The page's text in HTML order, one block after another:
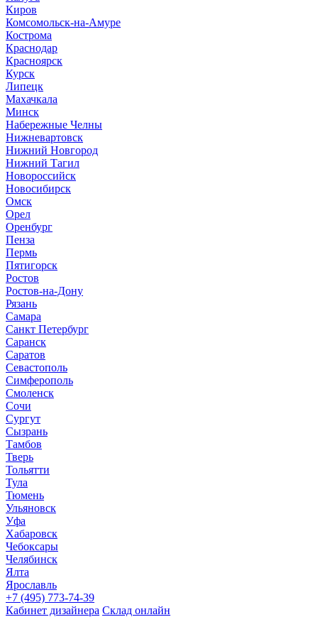
Киров
Комсомольск-на-Амуре
Кострома
Краснодар
Красноярск
Курск
Липецк
Махачкала
Минск
Набережные Челны
Нижневартовск
Нижний Новгород
Нижний Тагил
Новороссийск
Новосибирск
Омск
Орел
Оренбург
Пенза
Пермь
Пятигорск
Ростов
Ростов-на-Дону
Рязань
Самара
Санкт Петербург
Саранск
Саратов
Севастополь
Симферополь
Смоленск
Сочи
Сургут
Сызрань
Тамбов
Тверь
Тольятти
Тула
Тюмень
Ульяновск
Уфа
Хабаровск
Чебоксары
Челябинск
Ялта
Ярославль
+7 (495) 773-74-39
Кабинет дизайнера Склад онлайн